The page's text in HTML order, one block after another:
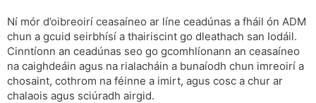
Ní mór d’oibreoirí ceasaíneo ar líne ceadúnas a fháil ón ADM
chun a gcuid seirbhísí a thairiscint go dleathach san Iodáil.
Cinntíonn an ceadúnas seo go gcomhlíonann an ceasaíneo
na caighdeáin agus na rialacháin a bunaíodh chun imreoirí a
chosaint, cothrom na féinne a imirt, agus cosc ​​a chur ar
chalaois agus sciúradh airgid.